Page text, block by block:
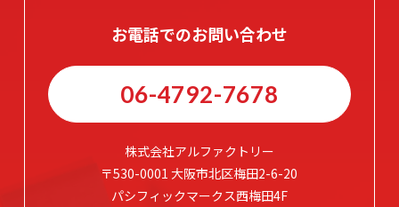
お電話でのお問い合わせ
06-4792-7678
株式会社アルファクトリー
〒530-0001 大阪市北区梅田2-6-20
パシフィックマークス西梅田4F